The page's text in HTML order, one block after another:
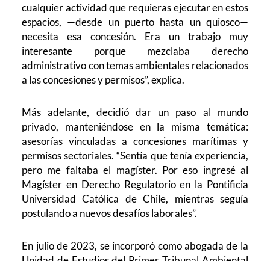
cualquier actividad que requieras ejecutar en estos
espacios, —desde un puerto hasta un quiosco—
necesita esa concesión. Era un trabajo muy
interesante porque mezclaba derecho
administrativo con temas ambientales relacionados
a las concesiones y permisos”, explica.
Más adelante, decidió dar un paso al mundo
privado, manteniéndose en la misma temática:
asesorías vinculadas a concesiones marítimas y
permisos sectoriales. “Sentía que tenía experiencia,
pero me faltaba el magíster. Por eso ingresé al
Magíster en Derecho Regulatorio en la Pontificia
Universidad Católica de Chile, mientras seguía
postulando a nuevos desafíos laborales”.
En julio de 2023, se incorporó como abogada de la